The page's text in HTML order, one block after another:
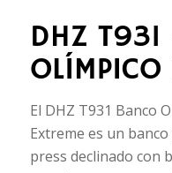
DHZ
OLÍMPICO
El DHZ T931 Banco
Extreme es un
press declinado con